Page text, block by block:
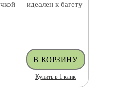
— идеален к багету
Купить в 1 клик